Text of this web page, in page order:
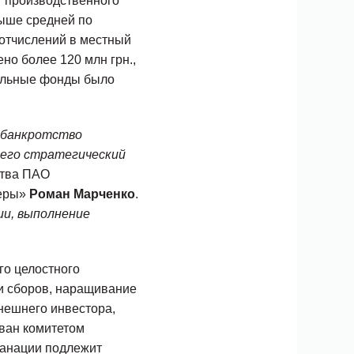
средней по
в местный
более 120 млн грн.,
фонды было
стратегический
ПАО
Роман Марченко.
выполнение
целостного
сборов, наращивание
инвестора,
комитетом
подлежит